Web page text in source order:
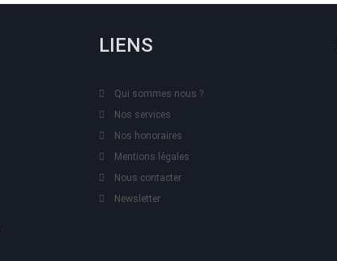
LIENS
Qui sommes nous ?
Nos services
Nos honoraires
Mentions légales
Nous contacter
Newsletter